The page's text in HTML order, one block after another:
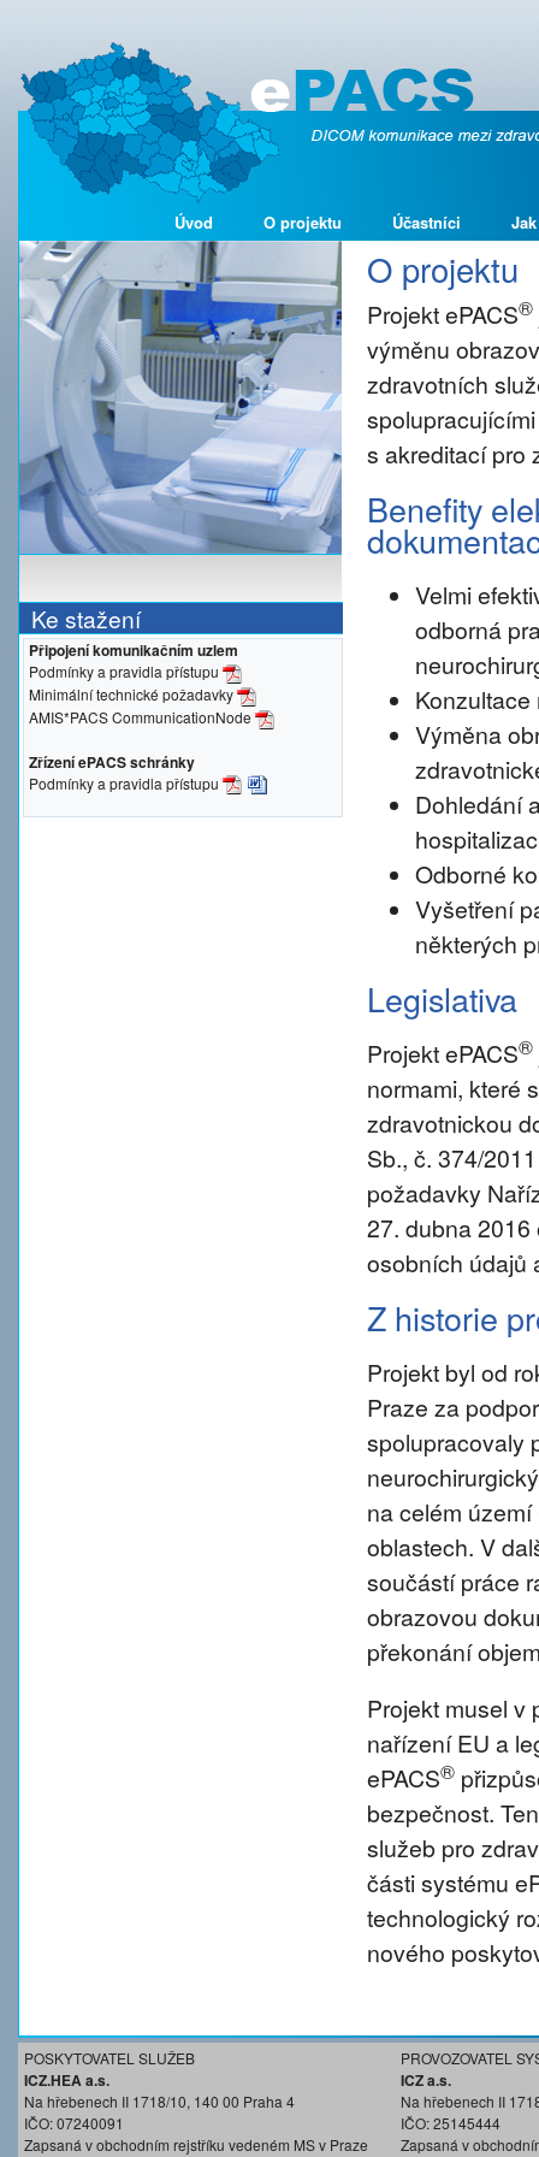
Úvod O projektu Účastníci
Ke stažení
Připojení komunikačním uzlem
Podmínky a pravidla přístupu
Minimální technické požadavky
AMIS*PACS CommunicationNode
Zřízení ePACS schránky
Podmínky a pravidla přístupu
O projektu
Projekt ePACS®
výměnu
zdravotních
s akreditací pro
Benefity
Velmi
odborná
Výměna
Dohledání
Odborné
Vyšetření
některých
Legislativa
Projekt ePACS®
normami, které
zdravotnickou
Sb., č. 374/
požadavky
27. dubna
osobních údajů
Z historie
Projekt byl od
Praze za
spolupracovaly
na celém
oblastech. V
součástí práce
obrazovou
překonání
Projekt musel v
nařízení EU a
ePACS®
bezpečnost.
služeb pro
části systému
technologický
nového
POSKYTOVATEL SLUŽEB
ICZ.HEA a.s.
Na hřebenech II 1718/10, 140 00 Praha 4
IČO: 07240091
Zapsaná v obchodním rejstříku vedeném MS v Praze
PROVOZOVATEL
ICZ a.s.
Na hřebenech II
IČO: 25145444
Zapsaná v